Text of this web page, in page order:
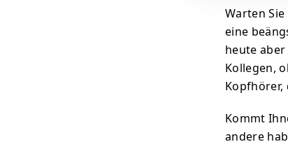
Warten
eine
heute
Kollegen,
Kopfhörer,
Kommt
andere